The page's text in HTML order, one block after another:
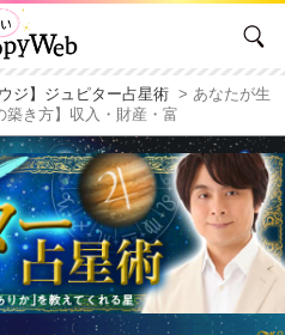
ウジ】ジュピター占星術 > あなたが生
築き方】収入・財産・富